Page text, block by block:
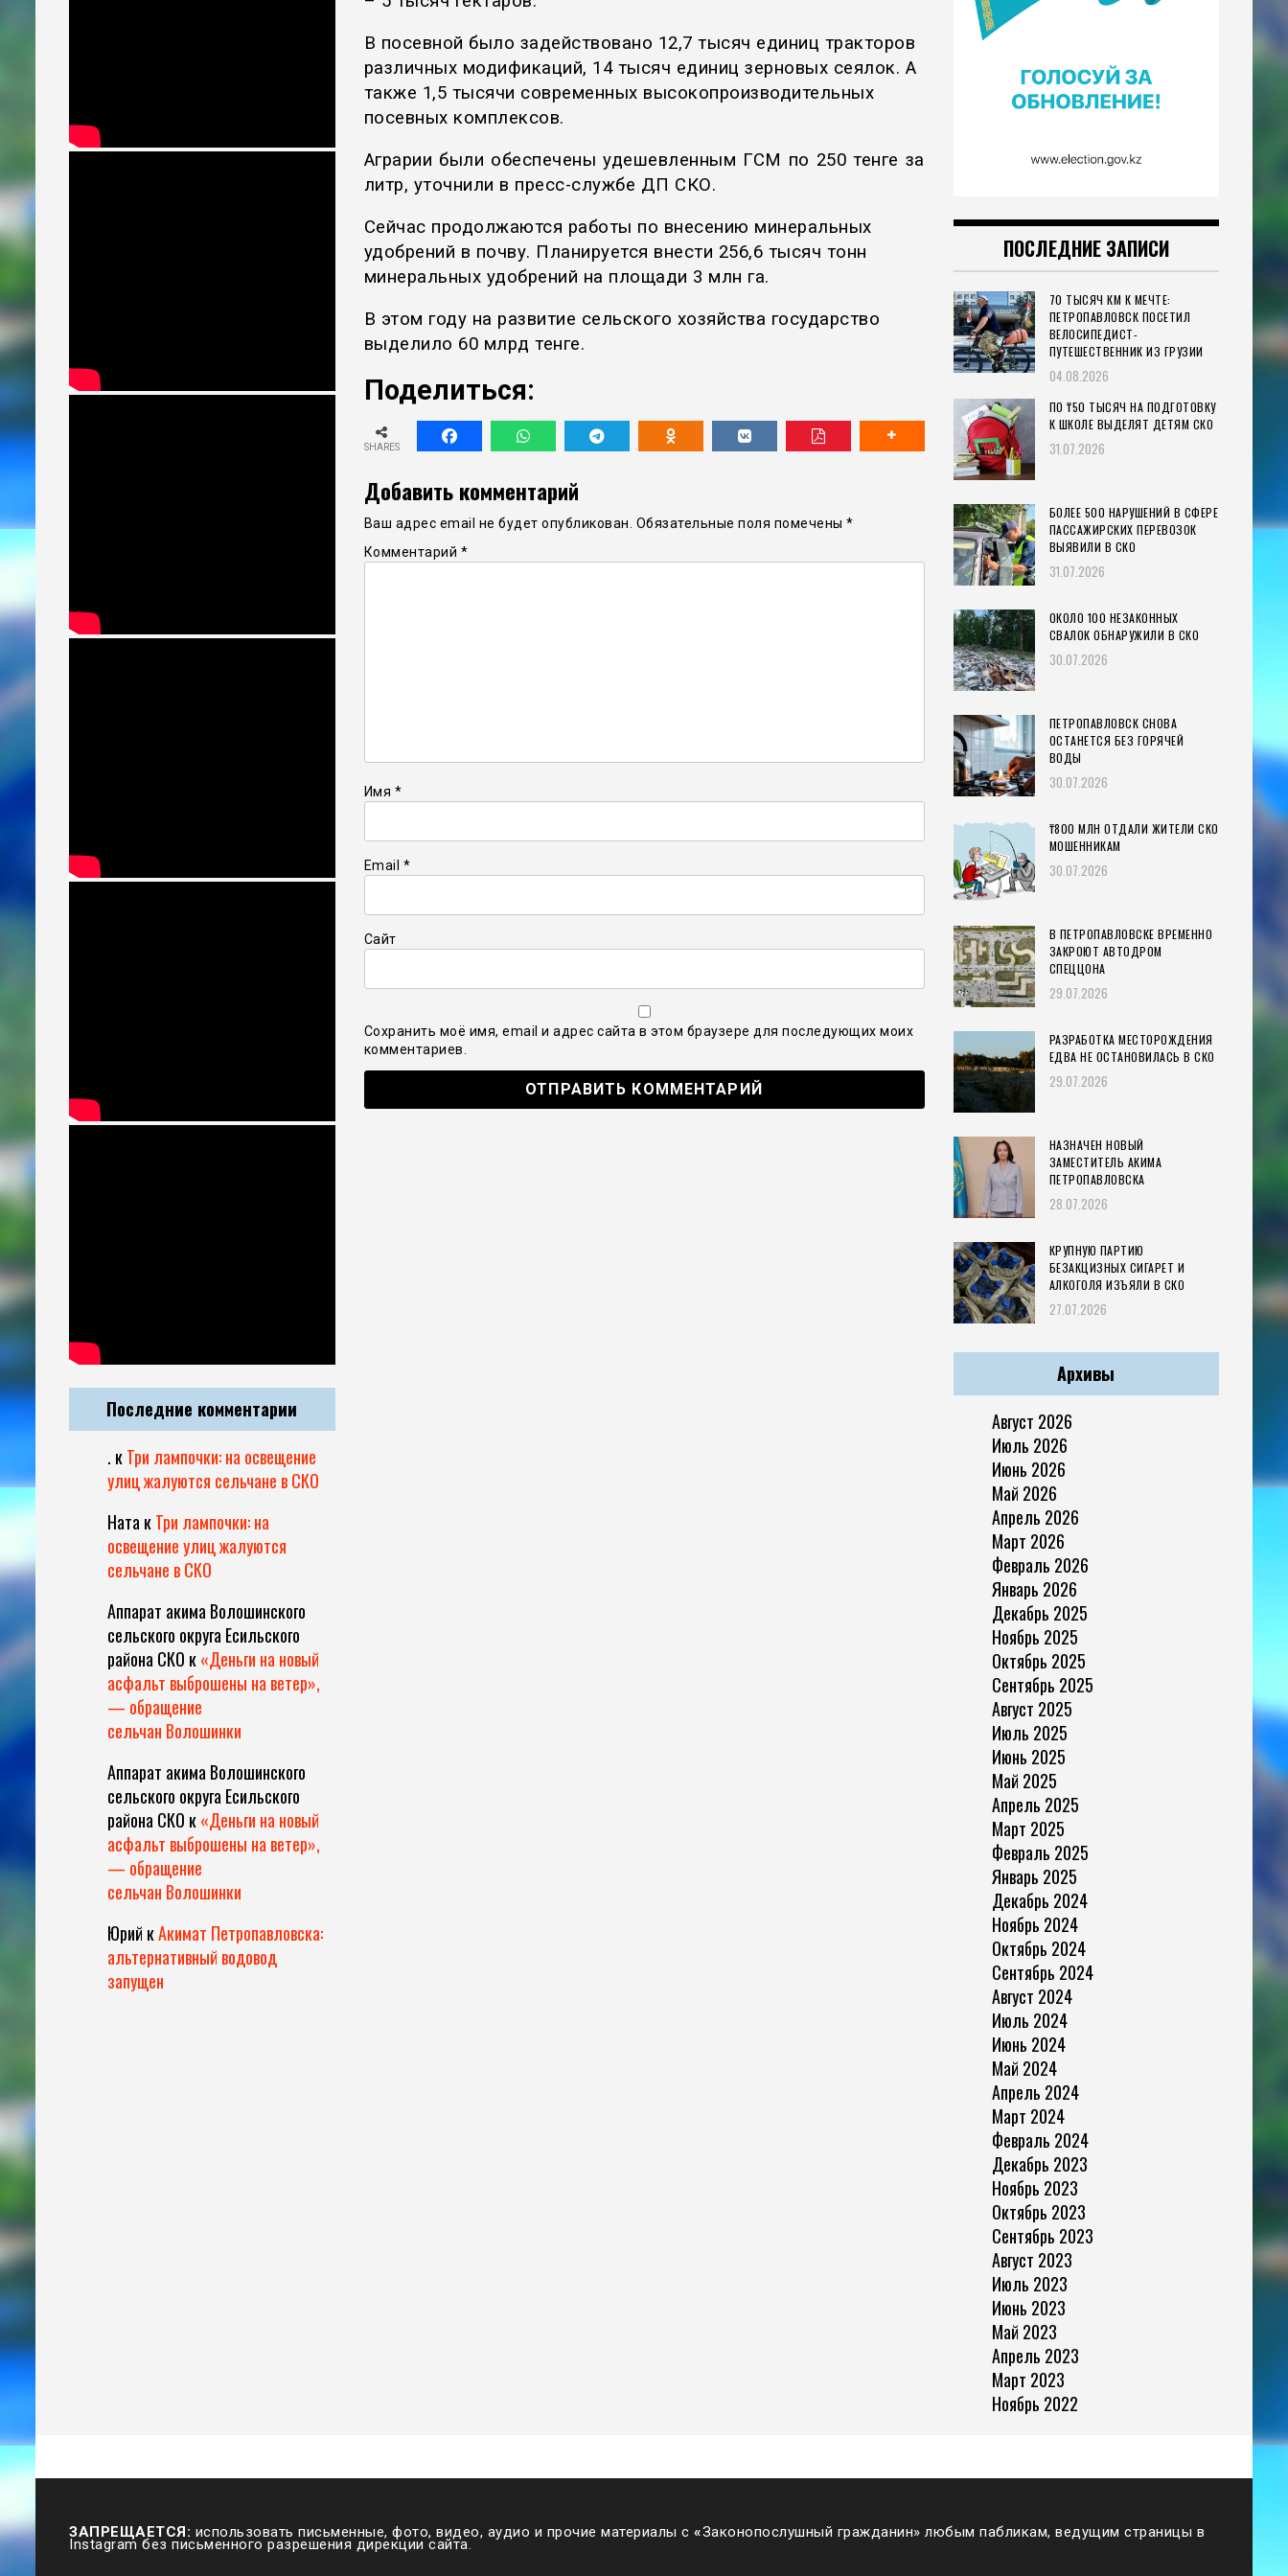
В посевной было задействовано 12,7 тысяч единиц тракторов
различных модификаций, 14 тысяч единиц зерновых сеялок. А
также 1,5 тысячи современных высокопроизводительных
посевных комплексов.
Аграрии были обеспечены удешевленным ГСМ по 250 тенге за
литр, уточнили в пресс-службе ДП СКО.
Сейчас продолжаются работы по внесению минеральных
удобрений в почву. Планируется внести 256,6 тысяч тонн
минеральных удобрений на площади 3 млн га.
В этом году на развитие сельского хозяйства государство
выделило 60 млрд тенге.
Поделиться:
SHARES
Добавить комментарий
Ваш адрес email не будет опубликован. Обязательные поля помечены *
Комментарий *
Имя *
Email *
Сайт
Сохранить моё имя, email и адрес сайта в этом браузере для последующих моих
комментариев.
Последние комментарии
. кТри лампочки: на освещение
улиц жалуются сельчане в СКО
Ната кТри лампочки: на
освещение улиц жалуются
сельчане в СКО
Аппарат акима Волошинского
сельского округа Есильского
района СКО к«Деньги на новый
асфальт выброшены на ветер»,
— обращение
сельчан Волошинки
Аппарат акима Волошинского
сельского округа Есильского
района СКО к«Деньги на новый
асфальт выброшены на ветер»,
— обращение
сельчан Волошинки
Юрий кАкимат Петропавловска:
альтернативный водовод
запущен
ПОСЛЕДНИЕ ЗАПИСИ
70 ТЫСЯЧ КМ К МЕЧТЕ:
ПЕТРОПАВЛОВСК ПОСЕТИЛ
ВЕЛОСИПЕДИСТ-
ПУТЕШЕСТВЕННИК ИЗ ГРУЗИИ
04.08.2026
ПО ₸50 ТЫСЯЧ НА ПОДГОТОВКУ
К ШКОЛЕ ВЫДЕЛЯТ ДЕТЯМ СКО
31.07.2026
БОЛЕЕ 500 НАРУШЕНИЙ В СФЕРЕ
ПАССАЖИРСКИХ ПЕРЕВОЗОК
ВЫЯВИЛИ В СКО
31.07.2026
ОКОЛО 100 НЕЗАКОННЫХ
СВАЛОК ОБНАРУЖИЛИ В СКО
30.07.2026
ПЕТРОПАВЛОВСК СНОВА
ОСТАНЕТСЯ БЕЗ ГОРЯЧЕЙ
ВОДЫ
30.07.2026
₸800 МЛН ОТДАЛИ ЖИТЕЛИ СКО
МОШЕННИКАМ
30.07.2026
В ПЕТРОПАВЛОВСКЕ ВРЕМЕННО
ЗАКРОЮТ АВТОДРОМ
СПЕЦЦОНА
29.07.2026
РАЗРАБОТКА МЕСТОРОЖДЕНИЯ
ЕДВА НЕ ОСТАНОВИЛАСЬ В СКО
29.07.2026
НАЗНАЧЕН НОВЫЙ
ЗАМЕСТИТЕЛЬ АКИМА
ПЕТРОПАВЛОВСКА
28.07.2026
КРУПНУЮ ПАРТИЮ
БЕЗАКЦИЗНЫХ СИГАРЕТ И
АЛКОГОЛЯ ИЗЪЯЛИ В СКО
27.07.2026
Архивы
Август 2026
Июль 2026
Июнь 2026
Май 2026
Апрель 2026
Март 2026
Февраль 2026
Январь 2026
Декабрь 2025
Ноябрь 2025
Октябрь 2025
Сентябрь 2025
Август 2025
Июль 2025
Июнь 2025
Май 2025
Апрель 2025
Март 2025
Февраль 2025
Январь 2025
Декабрь 2024
Ноябрь 2024
Октябрь 2024
Сентябрь 2024
Август 2024
Июль 2024
Июнь 2024
Май 2024
Апрель 2024
Март 2024
Февраль 2024
Декабрь 2023
Ноябрь 2023
Октябрь 2023
Сентябрь 2023
Август 2023
Июль 2023
Июнь 2023
Май 2023
Апрель 2023
Март 2023
Ноябрь 2022
ЗАПРЕЩАЕТСЯ: использовать письменные, фото, видео, аудио и прочие материалы с «Законопослушный гражданин» любым пабликам, ведущим страницы в
Instagram без письменного разрешения дирекции сайта.